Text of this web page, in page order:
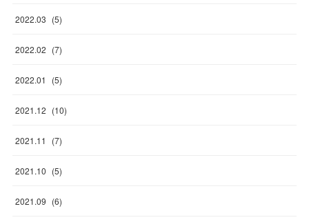
2022.03 (5)
2022.02 (7)
2022.01 (5)
2021.12 (10)
2021.11 (7)
2021.10 (5)
2021.09 (6)